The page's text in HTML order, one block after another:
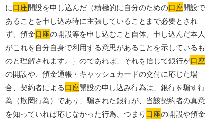
に口座開設を申し込んだ（積極的に自分のための口座開設で
あることを申し込み時に主張していることまで必要とされ
ず、預金口座の開設等を申し込むこと自体、申し込んだ本人
がこれを自分自身で利用する意思があることを示しているも
のと理解されます。）のであれば、それを信じて銀行が口座
の開設や、預金通帳・キャッシュカードの交付に応じた場
合、契約者による口座開設の申し込み行為は、銀行を騙す行
為（欺罔行為）であり、騙された銀行が、当該契約者の真意
を知っていれば応じなかった行為、つまり口座の開設や預金